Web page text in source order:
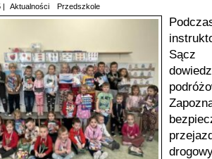
| Aktualności Przedszkole
Sącz